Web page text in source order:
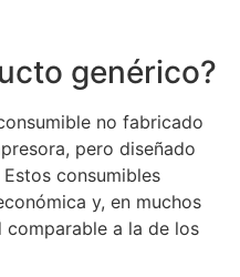
genérico?
no fabricado
pero diseñado
consumibles
y, en muchos
comparable a la de los